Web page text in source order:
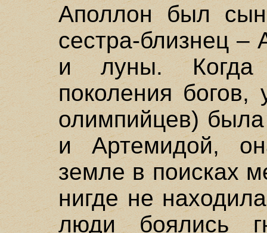
Аполлон был
сестра-близнец –
и луны. Когда
поколения
олимпийцев)
и Артемидой,
земле в поисках
нигде не
люди боялись